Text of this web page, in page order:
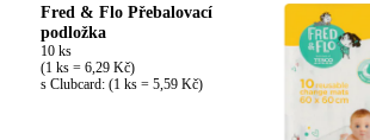
Fred & Flo Přebalovací
podložka
10 ks
(1 ks = 6,29 Kč)
s Clubcard: (1 ks = 5,59 Kč)